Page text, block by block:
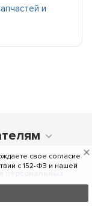
свое согласие
c 152-ФЗ и нашей
и
посетителей
персональных
аналитики
с помощью